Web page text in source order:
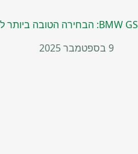
BMW GS: הבחירה הטובה ביותר לטיולי אופנועים ביוון
9 בספטמבר 2025